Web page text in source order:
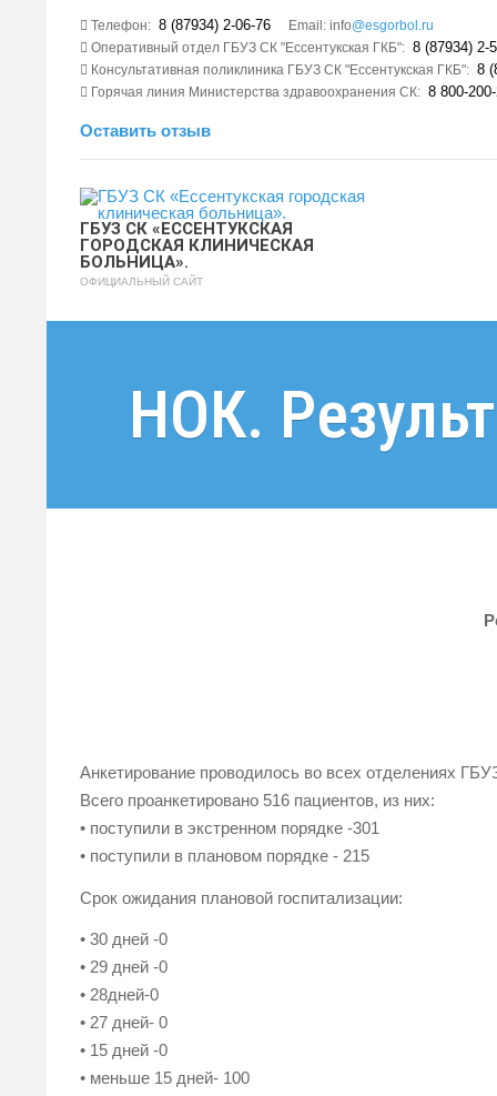
Телефон: 8 (87934) 2-06-76 Email: info@esgorbol.ru
Оперативный отдел ГБУЗ СК "Ессентукская ГКБ": 8 (87934) 2-
Консультативная поликлиника ГБУЗ СК "Ессентукская ГКБ": 8
Горячая линия Министерства здравоохранения СК: 8 800-
Оставить отзыв
ГБУЗ СК «ЕССЕНТУКСКАЯ
ГОРОДСКАЯ КЛИНИЧЕСКАЯ
БОЛЬНИЦА».
ОФИЦИАЛЬНЫЙ САЙТ
НОК.
Анкетирование проводилось во всех отделениях
Всего проанкетировано 516 пациентов, из них:
• поступили в экстренном порядке -301
• поступили в плановом порядке - 215
Срок ожидания плановой госпитализации:
• 30 дней -0
• 29 дней -0
• 28дней-0
• 27 дней- 0
• 15 дней -0
• меньше 15 дней- 100